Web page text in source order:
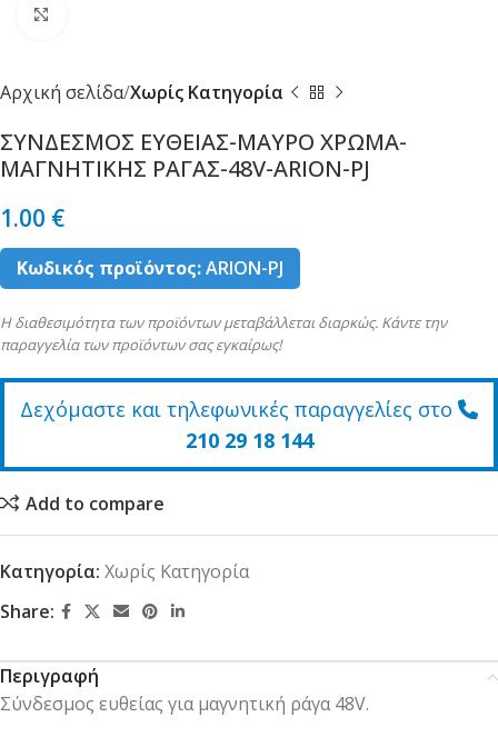
Αρχική σελίδα Χωρίς Κατηγορία
ΣΥΝΔΕΣΜΟΣ ΕΥΘΕΙΑΣ-ΜΑΥΡΟ ΧΡΩΜΑ-
ΜΑΓΝΗΤΙΚΗΣ ΡΑΓΑΣ-48V-ARION-PJ
1.00 €
Κωδικός προϊόντος:ARION-PJ
Η διαθεσιμότητα των προϊόντων μεταβάλλεται διαρκώς. Κάντε την
παραγγελία των προϊόντων σας εγκαίρως!
Δεχόμαστε και τηλεφωνικές παραγγελίες στο
210 29 18 144
Add to compare
Κατηγορία: Χωρίς Κατηγορία
Share:
Περιγραφή
Σύνδεσμος ευθείας για μαγνητική ράγα 48V.